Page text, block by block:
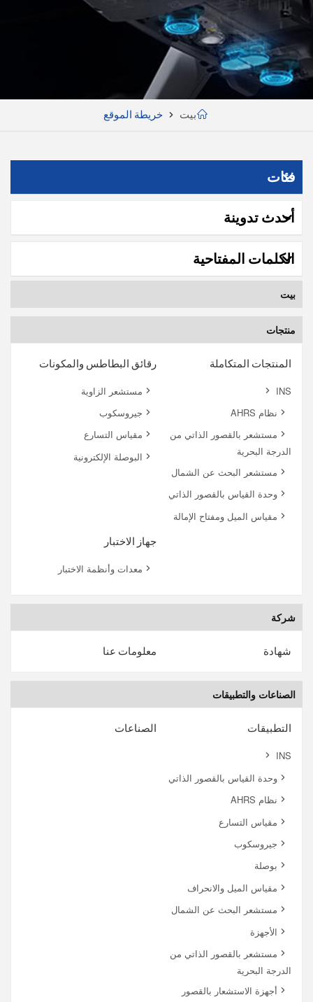
بيت خريطة الموقع
فئات
أحدث تدوينة
الكلمات المفتاحية
بيت
منتجات
رقائق البطاطس والمكونات
مستشعر الزاوية
جيروسكوب
مقياس التسارع
البوصلة الإلكترونية
المنتجات المتكاملة
INS
نظام AHRS
مستشعر بالقصور الذاتي من
الدرجة البحرية
مستشعر البحث عن الشمال
وحدة القياس بالقصور الذاتي
مقياس الميل ومفتاح الإمالة
جهاز الاختبار
معدات وأنظمة الاختبار
شركة
معلومات عنا شهادة
الصناعات والتطبيقات
الصناعات التطبيقات
INS
وحدة القياس بالقصور الذاتي
نظام AHRS
مقياس التسارع
جيروسكوب
بوصلة
مقياس الميل والانحراف
مستشعر البحث عن الشمال
الأجهزة
مستشعر بالقصور الذاتي من
الدرجة البحرية
أجهزة الاستشعار بالقصور